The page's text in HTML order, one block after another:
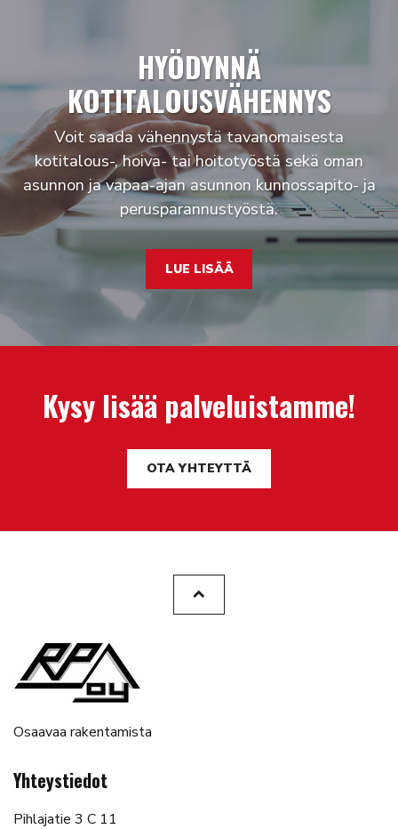
HYÖDYNNÄ
KOTITALOUSVÄHENNYS
Voit saada vähennystä tavanomaisesta
kotitalous-, hoiva- tai hoitotyöstä sekä oman
asunnon ja vapaa-ajan asunnon kunnossapito- ja
perusparannustyöstä.
LUE LISÄÄ
Kysy lisää palveluistamme!
OTA YHTEYTTÄ
Osaavaa rakentamista
Yhteystiedot
Pihlajatie 3 C 11